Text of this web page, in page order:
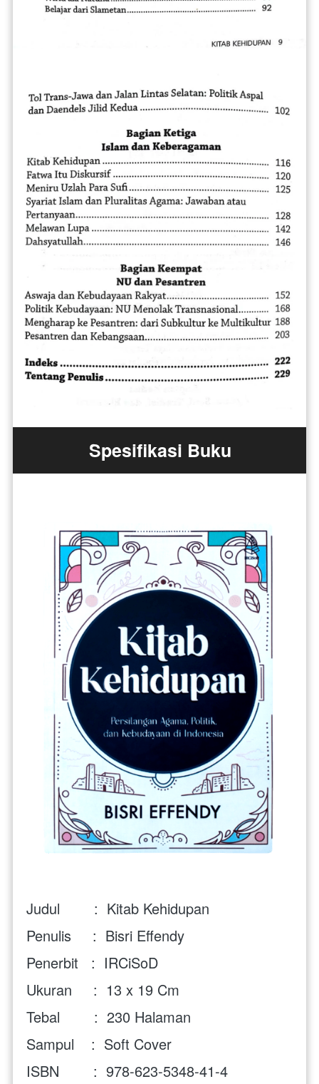
Spesifikasi Buku
Judul        :  Kitab Kehidupan
Penulis     : Bisri Effendy
Penerbit   : IRCiSoD
Ukuran     :  13 x 19 Cm
Tebal        :  230 Halaman
Sampul    :  Soft Cover
ISBN        : 978-623-5348-41-4